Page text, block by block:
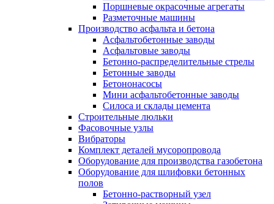
Поршневые окрасочные агрегаты
Разметочные машины
Производство асфальта и бетона
Асфальтобетонные заводы
Асфальтовые заводы
Бетонно-распределительные стрелы
Бетонные заводы
Бетононасосы
Мини асфальтобетонные заводы
Силоса и склады цемента
Строительные люльки
Фасовочные узлы
Вибраторы
Комплект деталей мусоропровода
Оборудование для производства газобетона
Оборудование для шлифовки бетонных
полов
Бетонно-растворный узел